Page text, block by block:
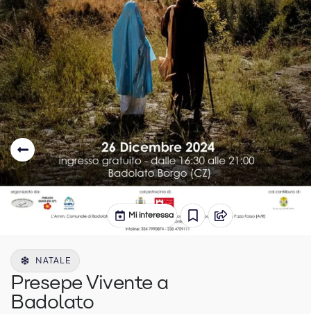
Mi interessa
NATALE
Presepe Vivente a
Badolato